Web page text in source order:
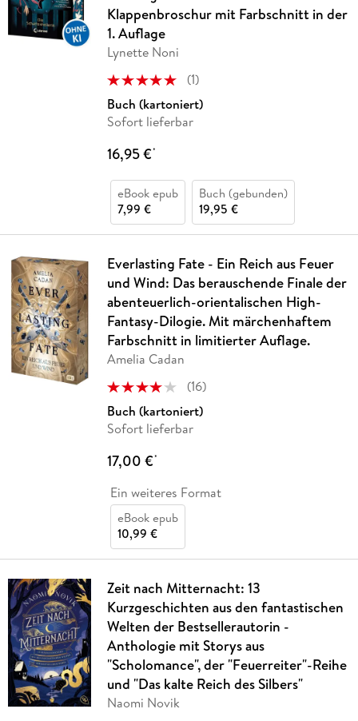
Klappenbroschur mit Farbschnitt in der
1. Auflage
Lynette Noni
(1)
Buch (kartoniert)
Sofort lieferbar
16,95 €*
eBook epub
7,99 €
Buch (gebunden)
19,95 €
Everlasting Fate - Ein Reich aus Feuer
und Wind: Das berauschende Finale der
abenteuerlich-orientalischen High-
Fantasy-Dilogie. Mit märchenhaftem
Farbschnitt in limitierter Auflage.
Amelia Cadan
(16)
Buch (kartoniert)
Sofort lieferbar
17,00 €*
Ein weiteres Format
eBook epub
10,99 €
Zeit nach Mitternacht: 13
Kurzgeschichten aus den fantastischen
Welten der Bestsellerautorin -
Anthologie mit Storys aus
"Scholomance", der "Feuerreiter"-Reihe
und "Das kalte Reich des Silbers"
Naomi Novik